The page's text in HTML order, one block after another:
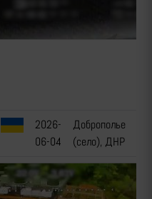
2026-
06-04
Доброполье
(село), ДНР